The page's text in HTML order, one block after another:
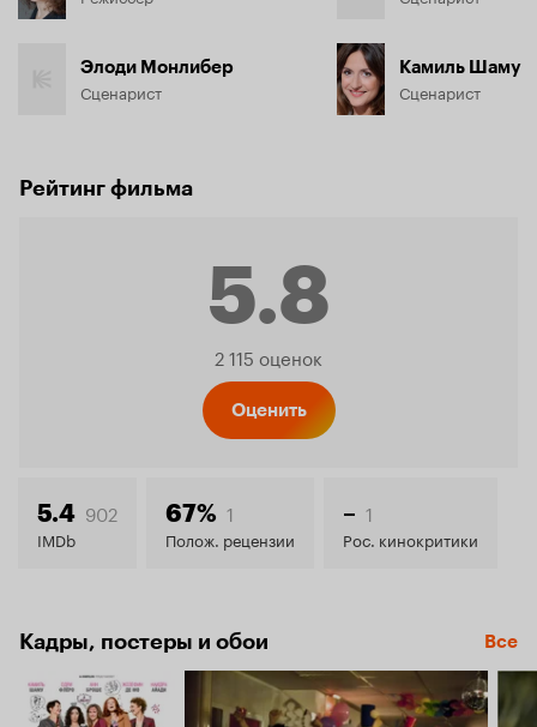
Элоди Монлибер
Сценарист
Камиль Шаму
Сценарист
Рейтинг фильма
5.8
Рейтинг
5.8
2 115 оценок
Оценить
5.4 902
IMDb
67% 1
Полож. рецензии
– 1
Рос. кинокритики
Кадры, постеры и обои Все